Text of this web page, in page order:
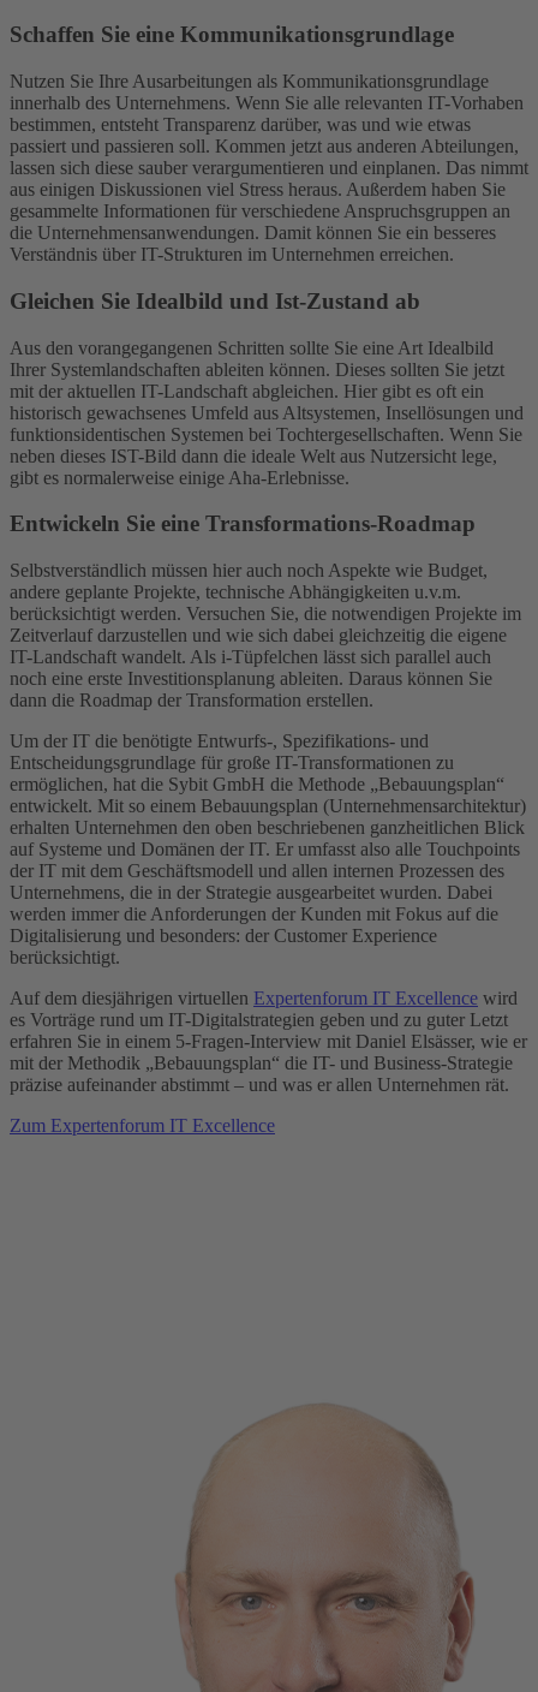
Schaffen Sie eine Kommunikationsgrundlage
Nutzen Sie Ihre Ausarbeitungen als Kommunikationsgrundlage
innerhalb des Unternehmens. Wenn Sie alle relevanten IT-Vorhaben
bestimmen, entsteht Transparenz darüber, was und wie etwas
passiert und passieren soll. Kommen jetzt aus anderen Abteilungen,
lassen sich diese sauber verargumentieren und einplanen. Das nimmt
aus einigen Diskussionen viel Stress heraus. Außerdem haben Sie
gesammelte Informationen für verschiedene Anspruchsgruppen an
die Unternehmensanwendungen. Damit können Sie ein besseres
Verständnis über IT-Strukturen im Unternehmen erreichen.
Gleichen Sie Idealbild und Ist-Zustand ab
Aus den vorangegangenen Schritten sollte Sie eine Art Idealbild
Ihrer Systemlandschaften ableiten können. Dieses sollten Sie jetzt
mit der aktuellen IT-Landschaft abgleichen. Hier gibt es oft ein
historisch gewachsenes Umfeld aus Altsystemen, Insellösungen und
funktionsidentischen Systemen bei Tochtergesellschaften. Wenn Sie
neben dieses IST-Bild dann die ideale Welt aus Nutzersicht lege,
gibt es normalerweise einige Aha-Erlebnisse.
Entwickeln Sie eine Transformations-Roadmap
Selbstverständlich müssen hier auch noch Aspekte wie Budget,
andere geplante Projekte, technische Abhängigkeiten u.v.m.
berücksichtigt werden. Versuchen Sie, die notwendigen Projekte im
Zeitverlauf darzustellen und wie sich dabei gleichzeitig die eigene
IT-Landschaft wandelt. Als i-Tüpfelchen lässt sich parallel auch
noch eine erste Investitionsplanung ableiten. Daraus können Sie
dann die Roadmap der Transformation erstellen.
Um der IT die benötigte Entwurfs-, Spezifikations- und
Entscheidungsgrundlage für große IT-Transformationen zu
ermöglichen, hat die Sybit GmbH die Methode „Bebauungsplan“
entwickelt. Mit so einem Bebauungsplan (Unternehmensarchitektur)
erhalten Unternehmen den oben beschriebenen ganzheitlichen Blick
auf Systeme und Domänen der IT. Er umfasst also alle Touchpoints
der IT mit dem Geschäftsmodell und allen internen Prozessen des
Unternehmens, die in der Strategie ausgearbeitet wurden. Dabei
werden immer die Anforderungen der Kunden mit Fokus auf die
Digitalisierung und besonders: der Customer Experience
berücksichtigt.
Auf dem diesjährigen virtuellen Experten­forum IT Excellence wird
es Vorträge rund um IT-Digitalstrategien geben und zu guter Letzt
erfahren Sie in einem 5-Fragen-Interview mit Daniel Elsässer, wie er
mit der Methodik „Bebauungsplan“ die IT- und Business-Strategie
präzise aufeinander abstimmt – und was er allen Unternehmen rät.
Zum Expertenforum IT Excellence